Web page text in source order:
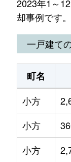
2023年1～
却事例です。
一戸建て
町名
小方
小方
小方